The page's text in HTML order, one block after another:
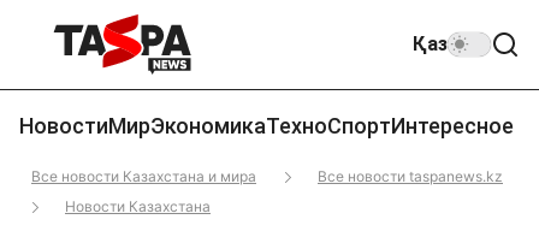
Қаз
НовостиМирЭкономикаТехноСпортИнтересное
Все новости Казахстана и мира
Все новости taspanews.kz
Новости Казахстана